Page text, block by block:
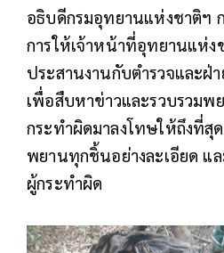
อธิบดีกรมอุทยานแห่งชาติฯ ก
การให้เจ้าหน้าที่อุทยานแห่ง
ประสานงานกับตำรวจและฝ่
เพื่อสืบหาข่าวและรวบรวม
กระทำผิดมาลงโทษให้ถึงที่สุ
พยานทุกชิ้นอย่างละเอียด แ
ผู้กระทำผิด